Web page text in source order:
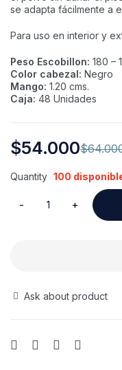
se adapta fácilmente a
Para uso en interior y
Peso Escobillon: 180 –
Color cabezal: Negro
Mango: 1.20 cms.
Caja: 48 Unidades
$
$54.000
Quantity 100
Ask about product